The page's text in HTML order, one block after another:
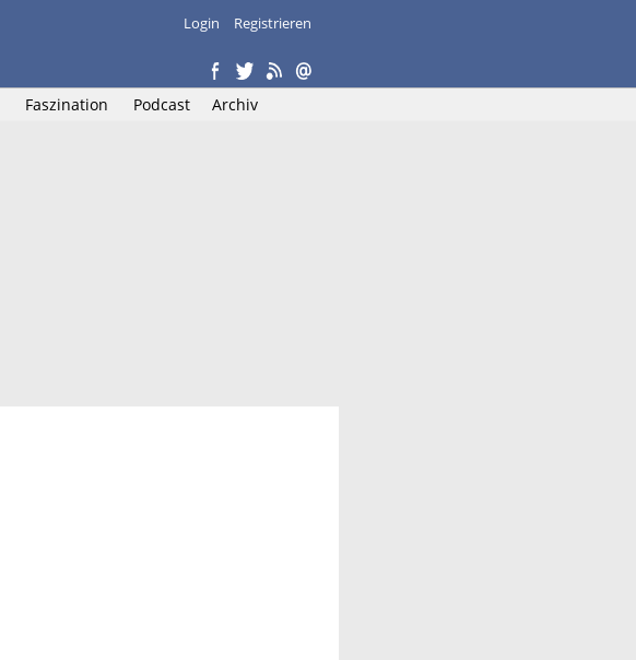
Login Registrieren
Faszination Podcast Archiv